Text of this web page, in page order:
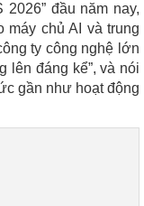
đầu năm nay,
máy chủ AI và trung
ty công nghệ lớn
lên đáng kể”, và nói
gần như hoạt động